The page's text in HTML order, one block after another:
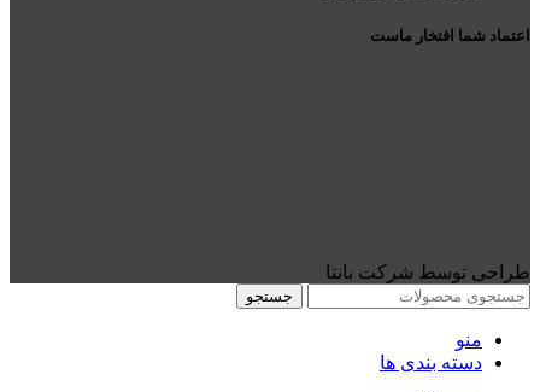
اعتماد شما افتخار ماست
طراحی توسط شرکت بانتا
جستجو
منو
دسته بندی ها